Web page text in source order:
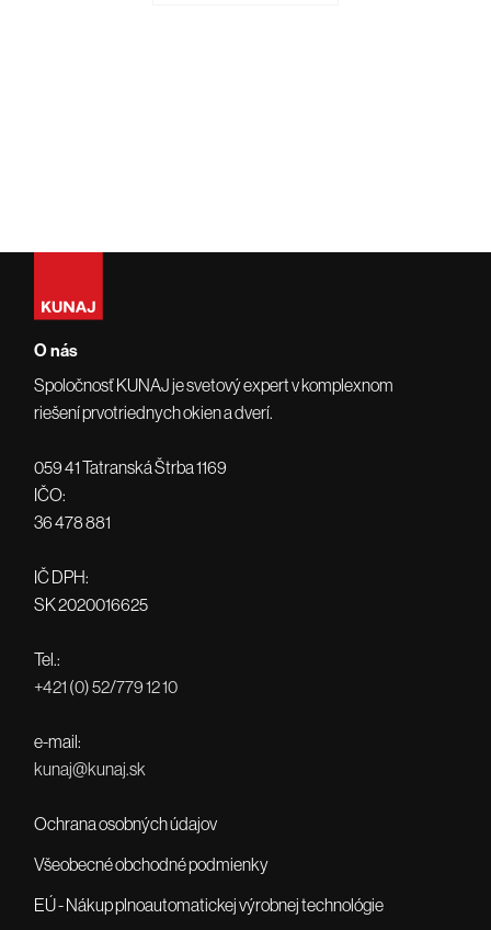
O nás
Spoločnosť KUNAJ je svetový expert v komplexnom
riešení prvotriednych okien a dverí.
059 41 Tatranská Štrba 1169
IČO:
36 478 881
IČ DPH:
SK 2020016625
Tel.:
+421 (0) 52/779 12 10
e-mail:
kunaj@kunaj.sk
Ochrana osobných údajov
Všeobecné obchodné podmienky
EÚ - Nákup plnoautomatickej výrobnej technológie